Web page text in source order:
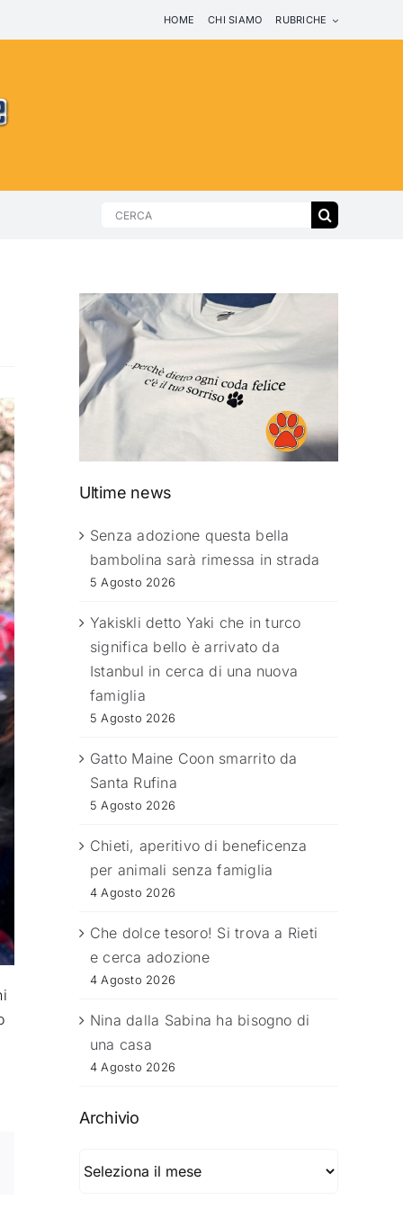
HOME CHI SIAMO RUBRICHE
Search
Ultime news
Senza adozione questa bella
bambolina sarà rimessa in strada
5 Agosto 2026
Yakiskli detto Yaki che in turco
significa bello è arrivato da
Istanbul in cerca di una nuova
famiglia
5 Agosto 2026
Gatto Maine Coon smarrito da
Santa Rufina
5 Agosto 2026
Chieti, aperitivo di beneficenza
per animali senza famiglia
4 Agosto 2026
Che dolce tesoro! Si trova a Rieti
e cerca adozione
4 Agosto 2026
Nina dalla Sabina ha bisogno di
una casa
4 Agosto 2026
Archivio